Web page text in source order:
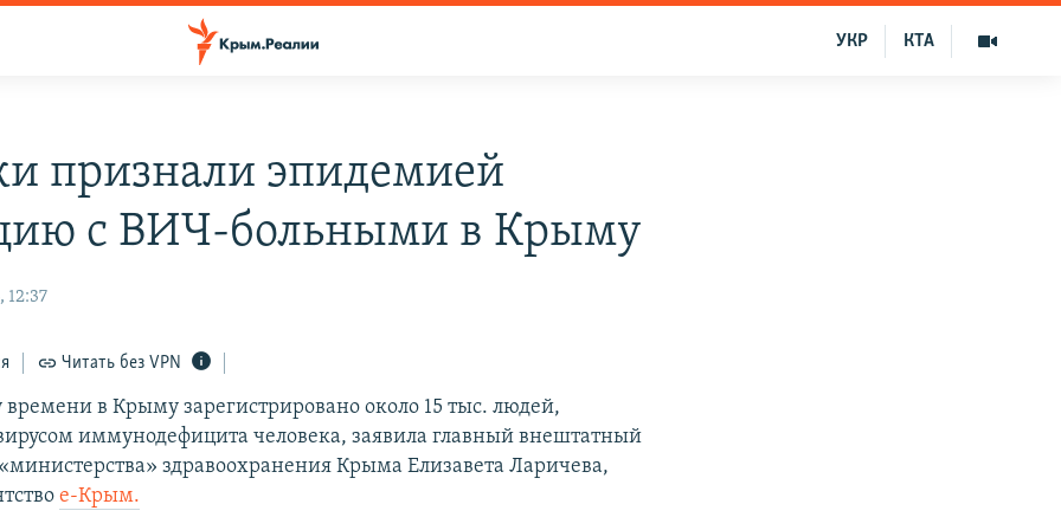
КТА
УКР
признали эпидемией
с ВИЧ-больными в Крыму
12:37
Читать без VPN
в Крыму зарегистрировано около 15 тыс. людей,
иммунодефицита человека, заявила главный внештатный
здравоохранения Крыма Елизавета Ларичева,
е-Крым.